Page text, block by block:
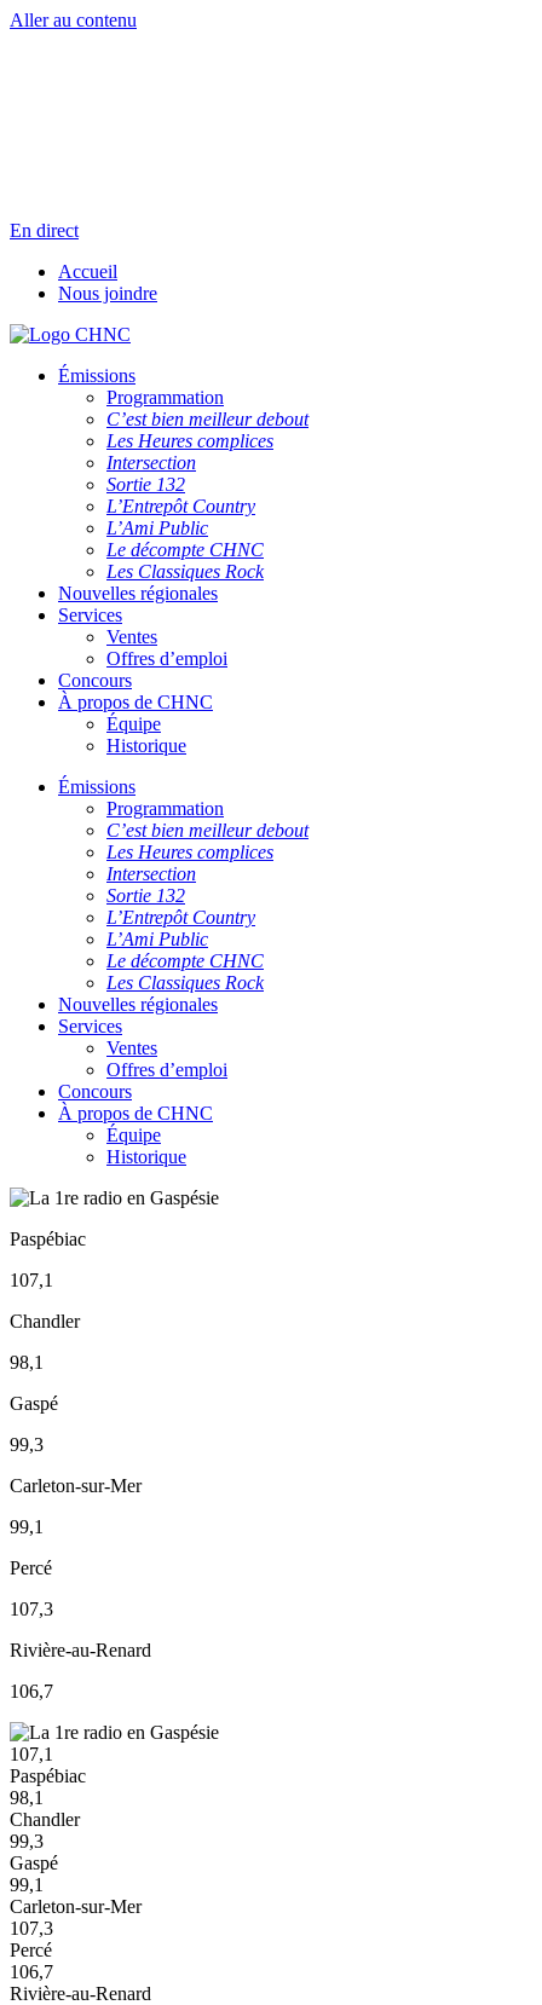
Aller au contenu
En direct
Accueil
Nous joindre
Émissions
Programmation
C’est bien meilleur debout
Les Heures complices
Intersection
Sortie 132
L’Entrepôt Country
L’Ami Public
Le décompte CHNC
Les Classiques Rock
Nouvelles régionales
Services
Ventes
Offres d’emploi
Concours
À propos de CHNC
Équipe
Historique
Émissions
Programmation
C’est bien meilleur debout
Les Heures complices
Intersection
Sortie 132
L’Entrepôt Country
L’Ami Public
Le décompte CHNC
Les Classiques Rock
Nouvelles régionales
Services
Ventes
Offres d’emploi
Concours
À propos de CHNC
Équipe
Historique
Paspébiac
107,1
Chandler
98,1
Gaspé
99,3
Carleton-sur-Mer
99,1
Percé
107,3
Rivière-au-Renard
106,7
107,1
Paspébiac
98,1
Chandler
99,3
Gaspé
99,1
Carleton-sur-Mer
107,3
Percé
106,7
Rivière-au-Renard